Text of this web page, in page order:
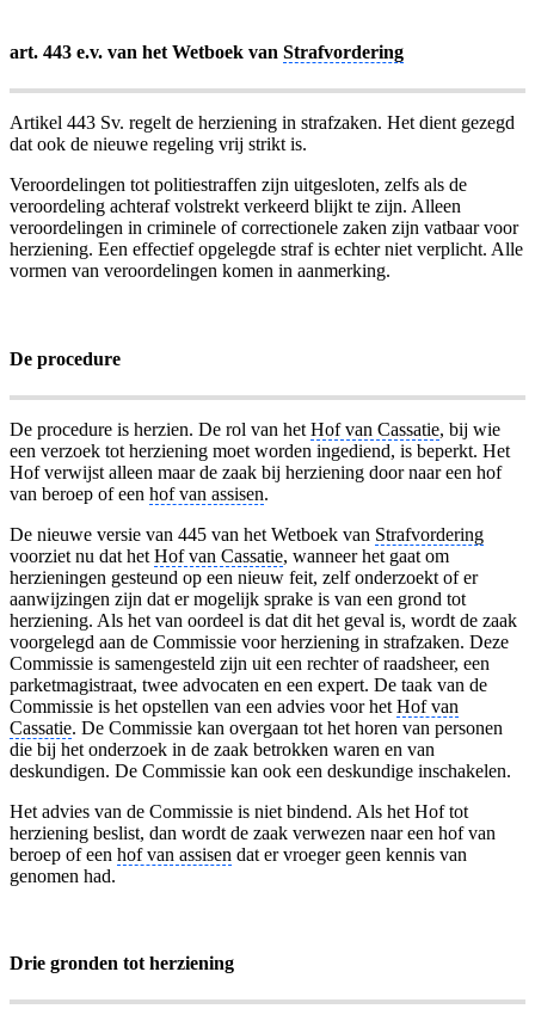
art. 443 e.v. van het Wetboek van Strafvordering
Artikel 443 Sv. regelt de herziening in strafzaken. Het dient gezegd
dat ook de nieuwe regeling vrij strikt is.
Veroordelingen tot politiestraffen zijn uitgesloten, zelfs als de
veroordeling achteraf volstrekt verkeerd blijkt te zijn. Alleen
veroordelingen in criminele of correctionele zaken zijn vatbaar voor
herziening. Een effectief opgelegde straf is echter niet verplicht. Alle
vormen van veroordelingen komen in aanmerking.
De procedure
De procedure is herzien. De rol van het Hof van Cassatie, bij wie
een verzoek tot herziening moet worden ingediend, is beperkt. Het
Hof verwijst alleen maar de zaak bij herziening door naar een hof
van beroep of een hof van assisen.
De nieuwe versie van 445 van het Wetboek van Strafvordering
voorziet nu dat het Hof van Cassatie, wanneer het gaat om
herzieningen gesteund op een nieuw feit, zelf onderzoekt of er
aanwijzingen zijn dat er mogelijk sprake is van een grond tot
herziening. Als het van oordeel is dat dit het geval is, wordt de zaak
voorgelegd aan de Commissie voor herziening in strafzaken. Deze
Commissie is samengesteld zijn uit een rechter of raadsheer, een
parketmagistraat, twee advocaten en een expert. De taak van de
Commissie is het opstellen van een advies voor het Hof van
Cassatie. De Commissie kan overgaan tot het horen van personen
die bij het onderzoek in de zaak betrokken waren en van
deskundigen. De Commissie kan ook een deskundige inschakelen.
Het advies van de Commissie is niet bindend. Als het Hof tot
herziening beslist, dan wordt de zaak verwezen naar een hof van
beroep of een hof van assisen dat er vroeger geen kennis van
genomen had.
Drie gronden tot herziening